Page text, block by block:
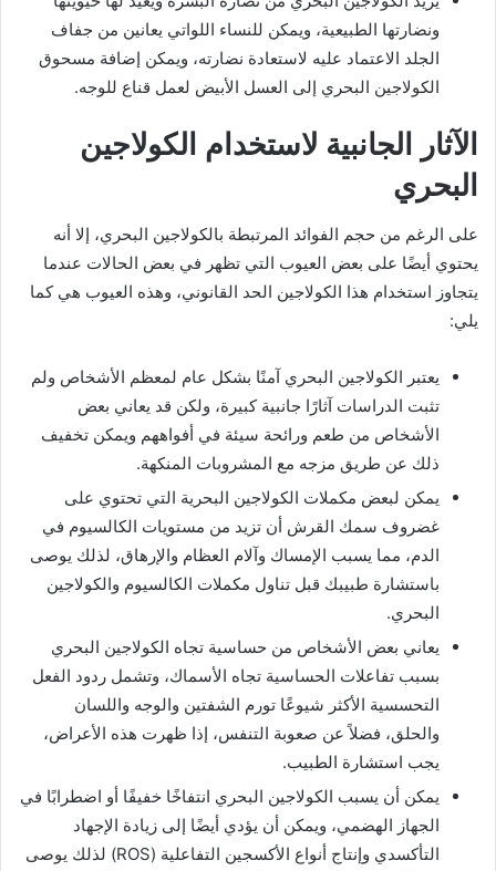
ونضارتها الطبيعية، ويمكن للنساء اللواتي يعانين من جفاف
الجلد الاعتماد عليه لاستعادة نضارته، ويمكن إضافة مسحوق
الكولاجين البحري إلى العسل الأبيض لعمل قناع للوجه.
الآثار الجانبية لاستخدام الكولاجين
البحري
على الرغم من حجم الفوائد المرتبطة بالكولاجين البحري، إلا أنه
يحتوي أيضًا على بعض العيوب التي تظهر في بعض الحالات عندما
يتجاوز استخدام هذا الكولاجين الحد القانوني، وهذه العيوب هي كما
يلي:
يعتبر الكولاجين البحري آمنًا بشكل عام لمعظم الأشخاص ولم
تثبت الدراسات آثارًا جانبية كبيرة، ولكن قد يعاني بعض
الأشخاص من طعم ورائحة سيئة في أفواههم ويمكن تخفيف
ذلك عن طريق مزجه مع المشروبات المنكهة.
يمكن لبعض مكملات الكولاجين البحرية التي تحتوي على
غضروف سمك القرش أن تزيد من مستويات الكالسيوم في
الدم، مما يسبب الإمساك وآلام العظام والإرهاق، لذلك يوصى
باستشارة طبيبك قبل تناول مكملات الكالسيوم والكولاجين
البحري.
يعاني بعض الأشخاص من حساسية تجاه الكولاجين البحري
بسبب تفاعلات الحساسية تجاه الأسماك، وتشمل ردود الفعل
التحسسية الأكثر شيوعًا تورم الشفتين والوجه واللسان
والحلق، فضلاً عن صعوبة التنفس، إذا ظهرت هذه الأعراض،
يجب استشارة الطبيب.
يمكن أن يسبب الكولاجين البحري انتفاخًا خفيفًا أو اضطرابًا في
الجهاز الهضمي، ويمكن أن يؤدي أيضًا إلى زيادة الإجهاد
التأكسدي وإنتاج أنواع الأكسجين التفاعلية (ROS) لذلك يوصى